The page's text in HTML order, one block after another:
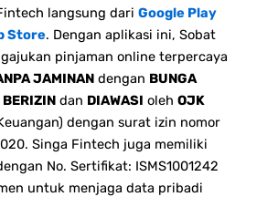
langsung dari Google Play
Store. Dengan aplikasi ini, Sobat
pinjaman online terpercaya
JAMINAN dengan BUNGA
BERIZIN dan DIAWASI oleh OJK
dengan surat izin nomor
Singa Fintech juga memiliki
No. Sertifikat: ISMS1001242
untuk menjaga data pribadi